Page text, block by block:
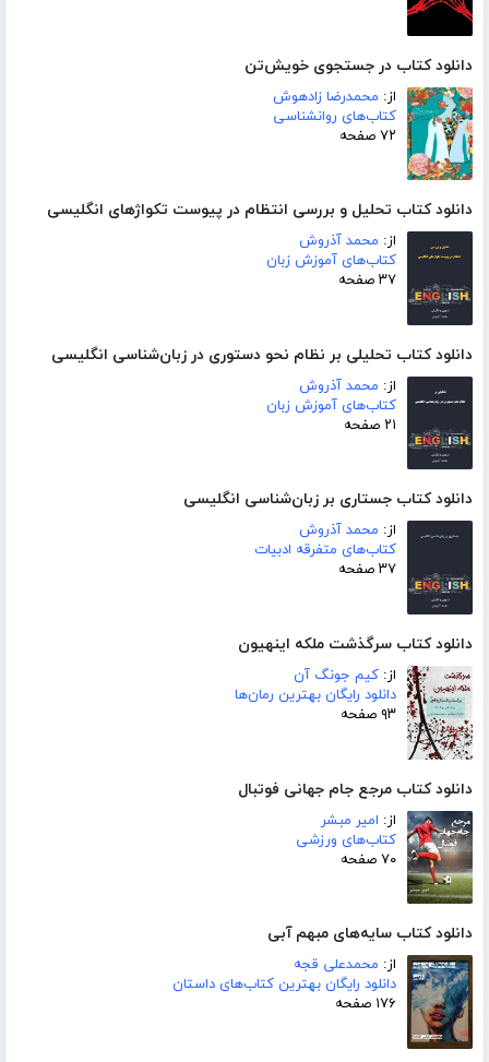
دانلود کتاب در جستجوی خویش‌تن
از: محمدرضا زادهوش
کتاب‌های روانشناسی
۷۲ صفحه
دانلود کتاب تحلیل و بررسی انتظام در پیوست تکواژهای انگلیسی
از: محمد آذروش
کتاب‌های آموزش زبان
۳۷ صفحه
دانلود کتاب تحلیلی بر نظام نحو دستوری در زبان‌شناسی انگلیسی
از: محمد آذروش
کتاب‌های آموزش زبان
۲۱ صفحه
دانلود کتاب جستاری بر زبان‌شناسی انگلیسی
از: محمد آذروش
کتاب‌های متفرقه ادبیات
۳۷ صفحه
دانلود کتاب سرگذشت ملکه اینهیون
از: کیم جونگ آن
دانلود رایگان بهترین رمان‌ها
۹۳ صفحه
دانلود کتاب مرجع جام جهانی فوتبال
از: امیر مبشر
کتاب‌های ورزشی
۷۰ صفحه
دانلود کتاب سایه‌های مبهم آبی
از: محمدعلی قجه
دانلود رایگان بهترین کتاب‌های داستان
۱۷۶ صفحه